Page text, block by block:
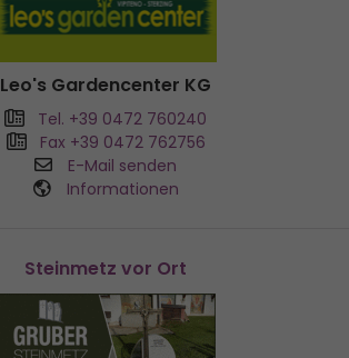
Leo's Gardencenter KG
Tel. +39 0472 760240
Fax +39 0472 762756
E-Mail senden
Informationen
Steinmetz vor Ort